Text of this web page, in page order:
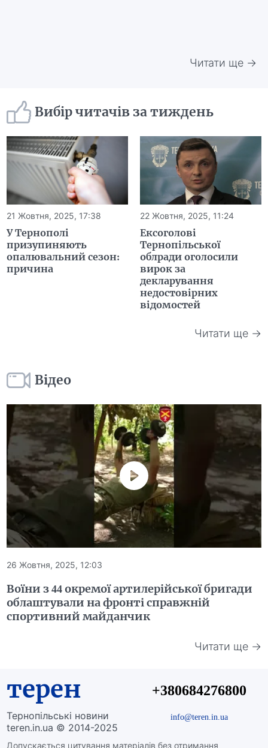
Читати ще →
Вибір читачів за тиждень
21 Жовтня, 2025, 17:38
У Тернополі
призупиняють
опалювальний сезон:
причина
22 Жовтня, 2025, 11:24
Ексоголові
Тернопільської
облради оголосили
вирок за
декларування
недостовірних
відомостей
Читати ще →
Відео
26 Жовтня, 2025, 12:03
Воїни з 44 окремої артилерійської бригади
облаштували на фронті справжній
спортивний майданчик
Читати ще →
терен
Тернопільські новини
teren.in.ua © 2014-2025
Допускається цитування матеріалів без отримання
+380684276800
info@teren.in.ua